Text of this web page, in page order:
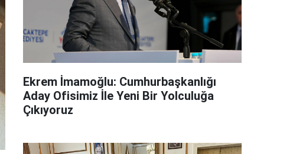
Ekrem İmamoğlu: Cumhurbaşkanlığı
Aday Ofisimiz İle Yeni Bir Yolculuğa
Çıkıyoruz